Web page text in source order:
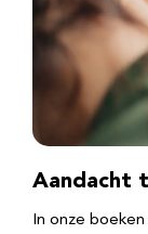
Aandacht
In onze